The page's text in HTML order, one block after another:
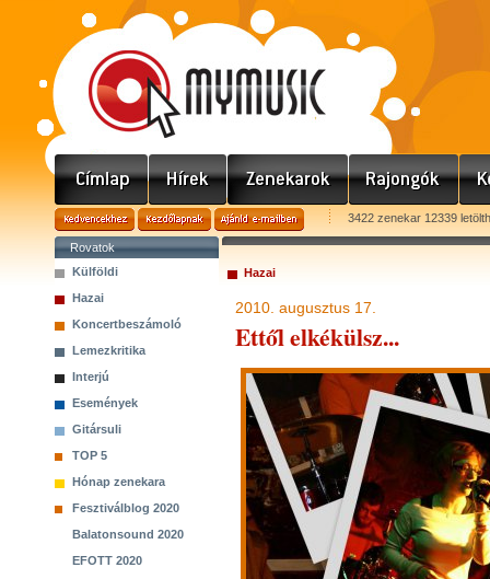
3422 zenekar 12339
Rovatok
Külföldi
Hazai
Koncertbeszámoló
Lemezkritika
Interjú
Események
Gitársuli
TOP 5
Hónap zenekara
Fesztiválblog 2020
Balatonsound 2020
EFOTT 2020
Hazai
2010. augusztus 17.
Ettől elkékülsz...